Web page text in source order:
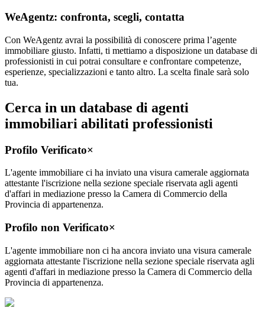
WeAgentz: confronta, scegli, contatta
Con WeAgentz avrai la possibilità di conoscere prima l’agente
immobiliare giusto. Infatti, ti mettiamo a disposizione un database di
professionisti in cui potrai consultare e confrontare competenze,
esperienze, specializzazioni e tanto altro. La scelta finale sarà solo
tua.
Cerca in un database di agenti
immobiliari abilitati professionisti
Profilo Verificato×
L'agente immobiliare ci ha inviato una visura camerale aggiornata
attestante l'iscrizione nella sezione speciale riservata agli agenti
d'affari in mediazione presso la Camera di Commercio della
Provincia di appartenenza.
Profilo non Verificato×
L'agente immobiliare non ci ha ancora inviato una visura camerale
aggiornata attestante l'iscrizione nella sezione speciale riservata agli
agenti d'affari in mediazione presso la Camera di Commercio della
Provincia di appartenenza.